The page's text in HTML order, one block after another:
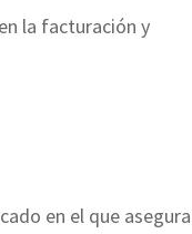
la facturación y
en el que asegura